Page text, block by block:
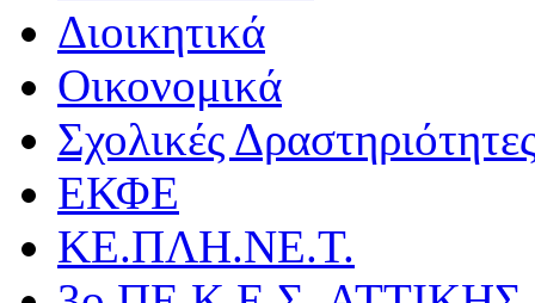
Διοικητικά
Οικονομικά
Σχολικές
ΕΚΦΕ
ΚΕ.ΠΛΗ.ΝΕ.Τ.